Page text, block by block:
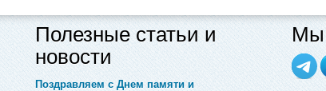
Полезные статьи и
новости
Поздравляем с Днем памяти и
Мы